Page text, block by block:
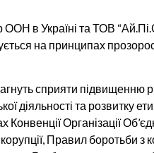
ООН в Україні та ТОВ
на принципах
сприяти підвищенню
діяльності та розвитку
Конвенції Організації
Правил боротьби з